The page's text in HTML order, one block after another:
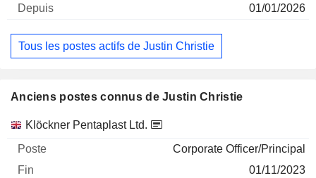
01/01/2026
Tous les postes actifs de Justin Christie
Anciens postes connus de Justin Christie
Sociétés Poste Fin
Klöckner Pentaplast Ltd.
Corporate Officer/Principal
01/11/2023